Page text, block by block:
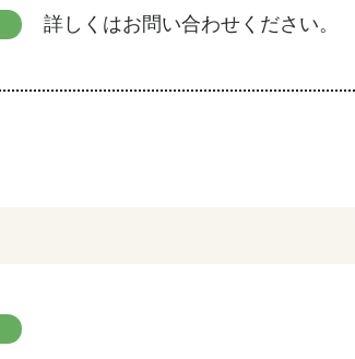
詳しくはお問い合わせください。